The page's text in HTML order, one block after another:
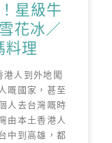
星級牛
花冰／
料理
港人到外地闖
嘅國家，甚至
人去台灣嘅時
由本土香港人
中到高雄，都